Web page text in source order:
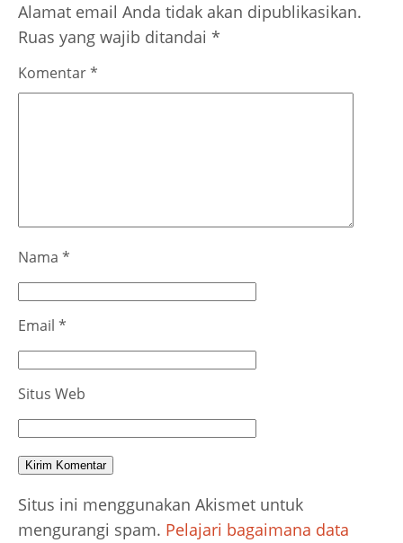
Alamat email Anda tidak akan dipublikasikan.
Ruas yang wajib ditandai *
Komentar*
Nama *
Email *
Situs Web
Situs ini menggunakan Akismet untuk
mengurangi spam. Pelajari bagaimana data